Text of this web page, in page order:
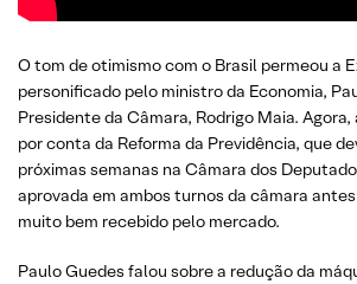
O tom de otimismo com o Brasil permeou a
personificado pelo ministro da Economia,
Presidente da Câmara, Rodrigo Maia.
por conta da Reforma da Previdência, que
próximas semanas na Câmara dos
aprovada em ambos turnos da câmara
muito bem recebido pelo mercado.
Paulo Guedes falou sobre a redução da